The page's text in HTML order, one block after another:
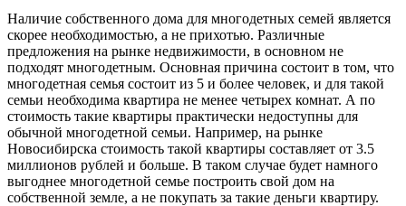
Наличие собственного дома для многодетных семей является
скорее необходимостью, а не прихотью. Различные
предложения на рынке недвижимости, в основном не
подходят многодетным. Основная причина состоит в том, что
многодетная семья состоит из 5 и более человек, и для такой
семьи необходима квартира не менее четырех комнат. А по
стоимость такие квартиры практически недоступны для
обычной многодетной семьи. Например, на рынке
Новосибирска стоимость такой квартиры составляет от 3.5
миллионов рублей и больше. В таком случае будет намного
выгоднее многодетной семье построить свой дом на
собственной земле, а не покупать за такие деньги квартиру.